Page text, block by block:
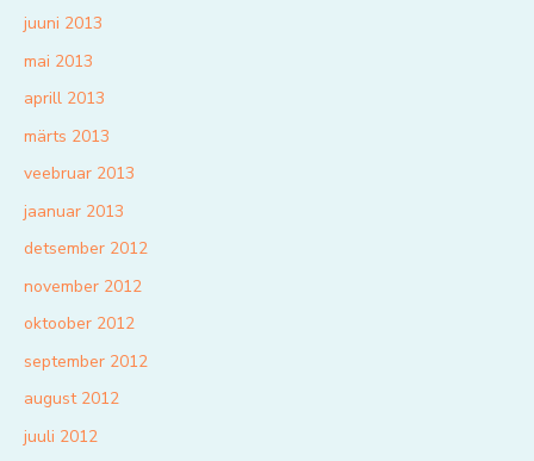
juuni 2013
mai 2013
aprill 2013
märts 2013
veebruar 2013
jaanuar 2013
detsember 2012
november 2012
oktoober 2012
september 2012
august 2012
juuli 2012